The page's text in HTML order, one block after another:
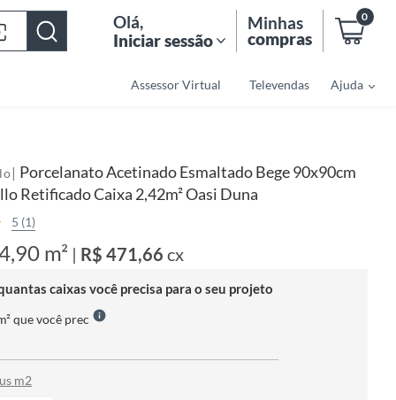
Olá,
Iniciar sessão
Minhas
compras
0
Assessor Virtual Televendas Ajuda
| Porcelanato Acetinado Esmaltado Bege 90x90cm
Retificado Caixa 2,42m² Oasi Duna
5 (1)
m² | R$ 471,66 cx
caixas você precisa para o seu projeto
que você prec
m2